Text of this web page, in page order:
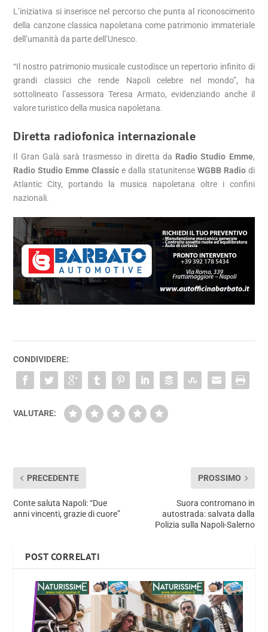
L’iniziativa si inserisce nel percorso che punta al riconoscimento
della canzone classica napoletana come patrimonio immateriale
dell’umanità da parte dell’Unesco.
“Il nostro patrimonio musicale custodisce un repertorio infinito di
grandi classici che rende Napoli celebre nel mondo”, ha
sottolineato l’assessora Teresa Armato, evidenziando anche il
valore turistico della musica napoletana.
Diretta radiofonica internazionale
Il Gran Galà sarà trasmesso in diretta da Radio Studio Emme,
Radio Studio Emme Classic e dalla statunitense WGBB Radiodi
Atlantic City, portando la musica napoletana oltre i confini
nazionali.
CONDIVIDERE:
VALUTARE:
PRECEDENTE
Conte saluta Napoli: “Due
anni vincenti, grazie di cuore”
PROSSIMO
Suora contromano in
autostrada: salvata dalla
Polizia sulla Napoli-Salerno
POST CORRELATI